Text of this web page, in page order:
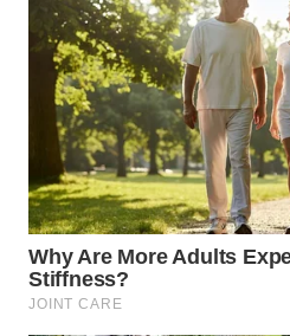
WN
KEPULAUAN
SERIBU
WN
TANGERANG
WN
BINJAI
WN